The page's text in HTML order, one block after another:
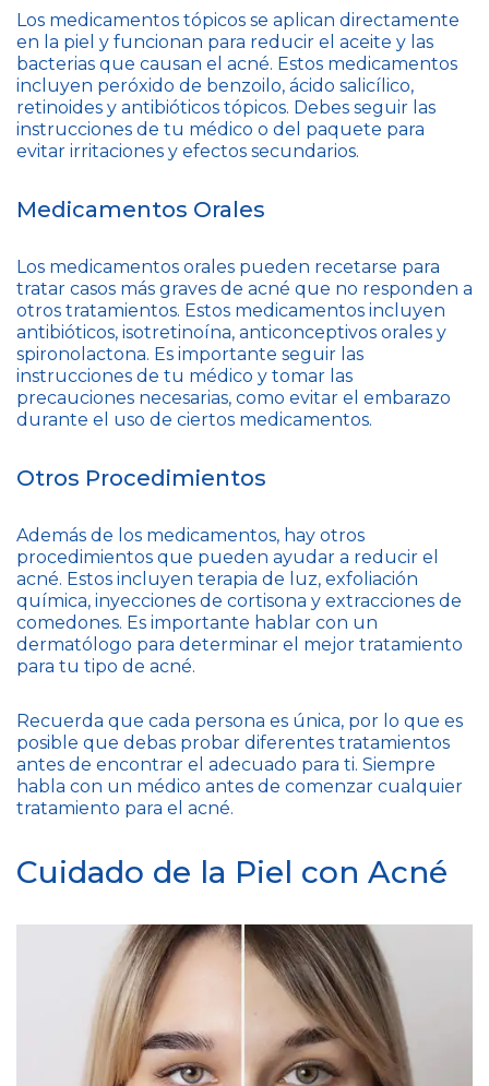
Los medicamentos tópicos se aplican directamente
en la piel y funcionan para reducir el aceite y las
bacterias que causan el acné. Estos medicamentos
incluyen peróxido de benzoilo, ácido salicílico,
retinoides y antibióticos tópicos. Debes seguir las
instrucciones de tu médico o del paquete para
evitar irritaciones y efectos secundarios.
Medicamentos Orales
Los medicamentos orales pueden recetarse para
tratar casos más graves de acné que no responden a
otros tratamientos. Estos medicamentos incluyen
antibióticos, isotretinoína, anticonceptivos orales y
spironolactona. Es importante seguir las
instrucciones de tu médico y tomar las
precauciones necesarias, como evitar el embarazo
durante el uso de ciertos medicamentos.
Otros Procedimientos
Además de los medicamentos, hay otros
procedimientos que pueden ayudar a reducir el
acné. Estos incluyen terapia de luz, exfoliación
química, inyecciones de cortisona y extracciones de
comedones. Es importante hablar con un
dermatólogo para determinar el mejor tratamiento
para tu tipo de acné.
Recuerda que cada persona es única, por lo que es
posible que debas probar diferentes tratamientos
antes de encontrar el adecuado para ti. Siempre
habla con un médico antes de comenzar cualquier
tratamiento para el acné.
Cuidado de la Piel con Acné